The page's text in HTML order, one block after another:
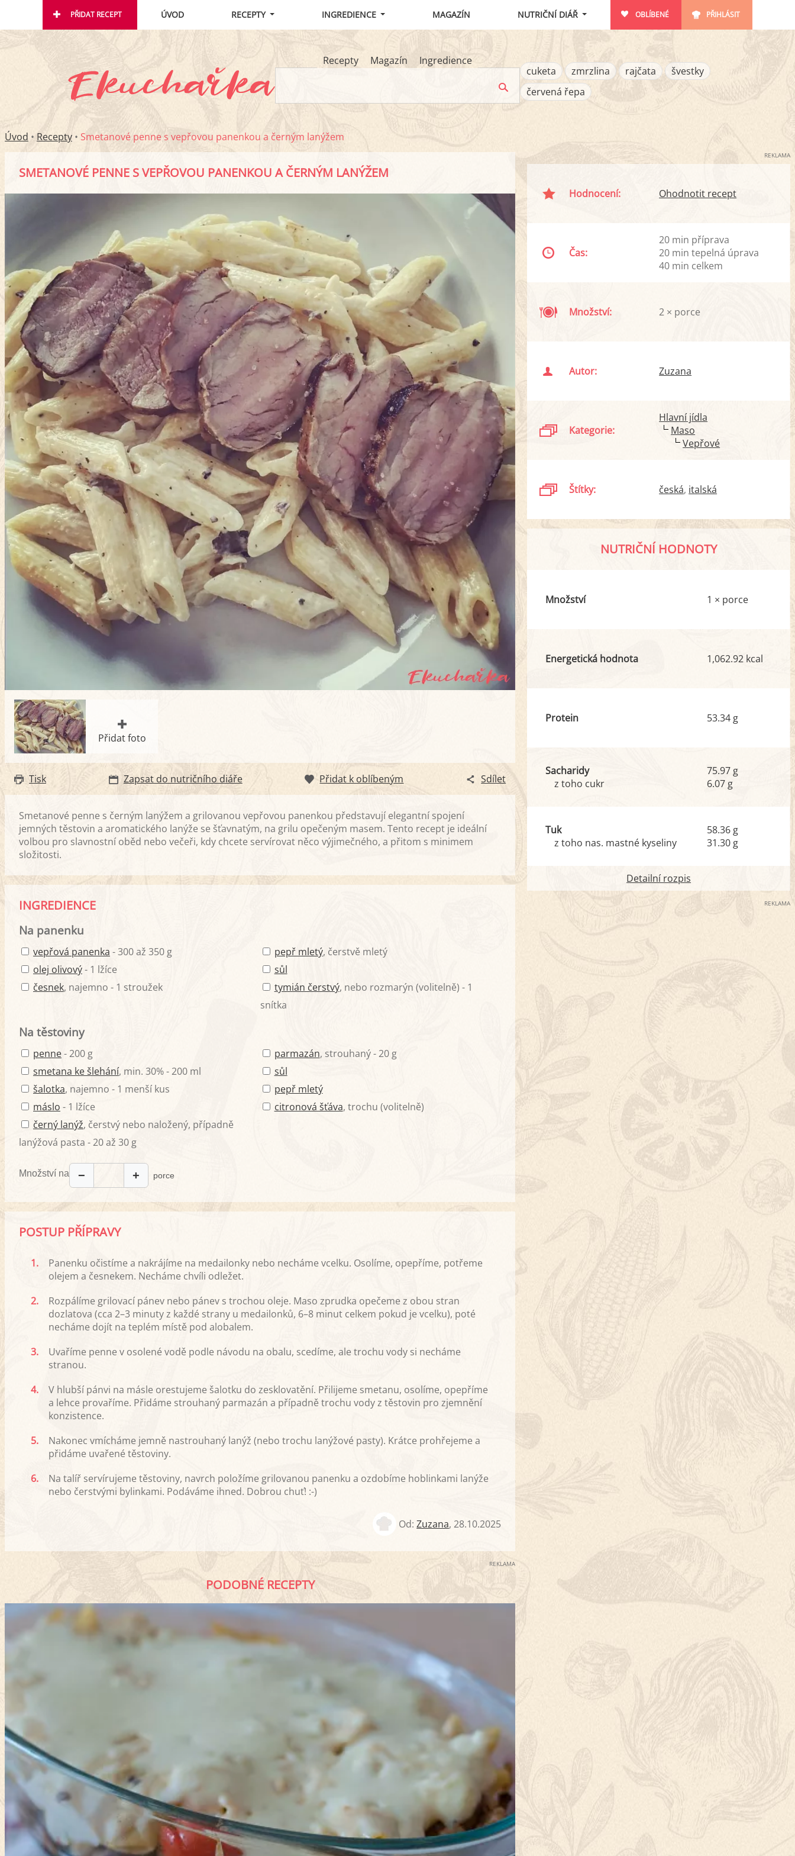
PŘIDAT RECEPT ÚVOD RECEPTY INGREDIENCE MAGAZÍN NUTRIČNÍ DIÁŘ OBLÍBENÉ PŘIHLÁSIT
Recepty Magazín
Ingredience
cuketa
zmrzlina rajčata
švestky
červená řepa
Úvod • Recepty • Smetanové penne s vepřovou panenkou a černým lanýžem
SMETANOVÉ PENNE S VEPŘOVOU PANENKOU A ČERNÝM LANÝŽEM
Přidat foto
Tisk Zapsat do nutričního diáře Přidat k oblíbeným Sdílet
Smetanové penne s černým lanýžem a grilovanou vepřovou panenkou představují elegantní spojení
jemných těstovin a aromatického lanýže se šťavnatým, na grilu opečeným masem. Tento recept je ideální
volbou pro slavnostní oběd nebo večeři, kdy chcete servírovat něco výjimečného, a přitom s minimem
složitosti.
INGREDIENCE
Na panenku
vepřová panenka - 300 až 350 g
olej olivový- 1 lžíce
česnek, najemno - 1 stroužek
pepř mletý, čerstvě mletý
sůl
tymián čerstvý, nebo rozmarýn (volitelně) - 1
snítka
Na těstoviny
penne- 200 g
smetana ke šlehání, min. 30% - 200 ml
šalotka, najemno - 1 menší kus
máslo - 1 lžíce
černý lanýž, čerstvý nebo naložený, případně
lanýžová pasta - 20 až 30 g
parmazán, strouhaný - 20 g
sůl
pepř mletý
citronová šťáva, trochu (volitelně)
Množství na − + porce
POSTUP PŘÍPRAVY
1.
Panenku očistíme a nakrájíme na medailonky nebo necháme vcelku. Osolíme, opepříme, potřeme
olejem a česnekem. Necháme chvíli odležet.
2.
Rozpálíme grilovací pánev nebo pánev s trochou oleje. Maso zprudka opečeme z obou stran
dozlatova (cca 2–3 minuty z každé strany u medailonků, 6–8 minut celkem pokud je vcelku), poté
necháme dojít na teplém místě pod alobalem.
3.
Uvaříme penne v osolené vodě podle návodu na obalu, scedíme, ale trochu vody si necháme
stranou.
4.
V hlubší pánvi na másle orestujeme šalotku do zesklovatění. Přilijeme smetanu, osolíme, opepříme
a lehce provaříme. Přidáme strouhaný parmazán a případně trochu vody z těstovin pro zjemnění
konzistence.
5.
Nakonec vmícháme jemně nastrouhaný lanýž (nebo trochu lanýžové pasty). Krátce prohřejeme a
přidáme uvařené těstoviny.
6.
Na talíř servírujeme těstoviny, navrch položíme grilovanou panenku a ozdobíme hoblinkami lanýže
nebo čerstvými bylinkami. Podáváme ihned. Dobrou chuť! :-)
Od:Zuzana,28.10.2025
REKLAMA
PODOBNÉ RECEPTY
REKLAMA
Hodnocení: Ohodnotit recept
Čas:
20 min příprava
20 min tepelná úprava
40 min celkem
Množství: 2 × porce
Autor: Zuzana
Kategorie:
Hlavní jídla
Maso
Vepřové
Štítky: česká italská
NUTRIČNÍ HODNOTY
Množství 1 × porce
Energetická hodnota 1,062.92 kcal
Protein 53.34 g
Sacharidy
z toho cukr
75.97 g
6.07 g
Tuk
z toho nas. mastné kyseliny
58.36 g
31.30 g
Detailní rozpis
REKLAMA